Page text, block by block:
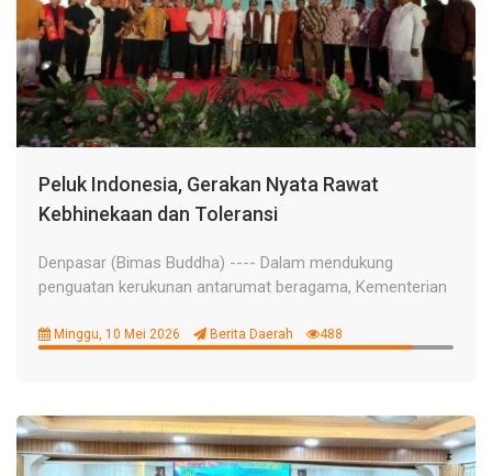
Peluk Indonesia, Gerakan Nyata Rawat
Kebhinekaan dan Toleransi
Denpasar (Bimas Buddha) ---- Dalam mendukung
penguatan kerukunan antarumat beragama, Kementerian
Minggu, 10 Mei 2026 Berita Daerah 488